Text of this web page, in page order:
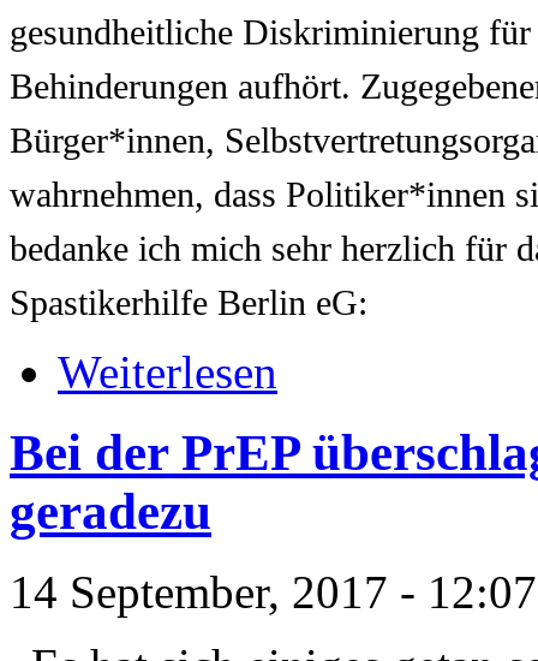
gesundheitliche Diskriminierung
Behinderungen aufhört.
Bürger*innen,
wahrnehmen, dass Politiker*innen
bedanke ich mich sehr herzlich für
Spastikerhilfe Berlin eG:
Weiterlesen
Bei der PrEP
geradezu
14 September, 2017 - 12:07